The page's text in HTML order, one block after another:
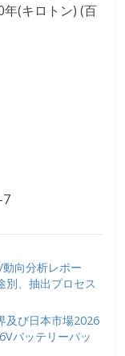
(キロトン) (百
7
向分析レポー
別、抽出プロセス
及び日本市場2026
バッテリーパッ